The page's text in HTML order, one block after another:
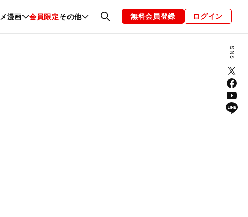
漫画 会員限定その他
ファッション 恋愛・結婚 編集部 お知らせ
無料会員登録 ログイン